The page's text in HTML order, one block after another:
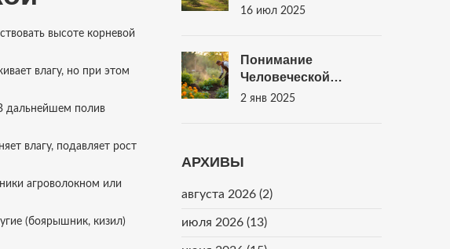
высоте корневой
влагу, но при этом
дальнейшем полив
влагу, подавляет рост
агроволокном или
(боярышник, кизил)
Фруктовые Деревья:
16 июл 2025
Понимание
Человеческой
Органики В
2 янв 2025
АРХИВЫ
августа 2026 (2)
июля 2026 (13)